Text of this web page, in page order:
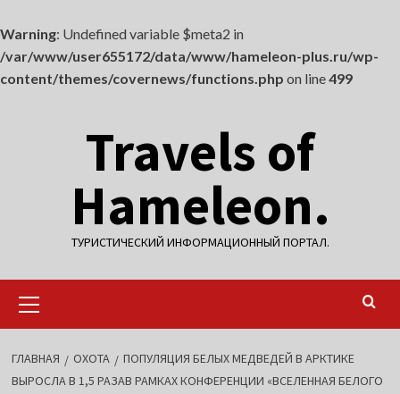
Warning: Undefined variable $meta2 in
/var/www/user655172/data/www/hameleon-plus.ru/wp-
content/themes/covernews/functions.php on line499
Travels of
Hameleon.
ТУРИСТИЧЕСКИЙ ИНФОРМАЦИОННЫЙ ПОРТАЛ.
меню
ГЛАВНАЯ ОХОТА
ПОПУЛЯЦИЯ БЕЛЫХ МЕДВЕДЕЙ В АРКТИКЕ
ВЫРОСЛА В 1,5 РАЗАВ РАМКАХ КОНФЕРЕНЦИИ «ВСЕЛЕННАЯ БЕЛОГО